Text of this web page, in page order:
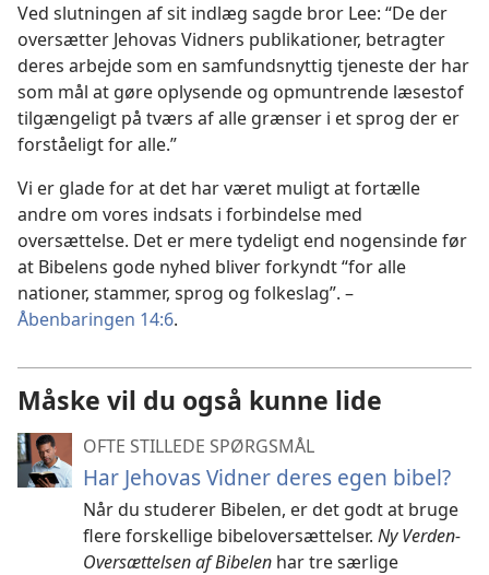
Ved slutningen af sit indlæg sagde bror Lee: “De der
oversætter Jehovas Vidners publikationer, betragter
deres arbejde som en samfundsnyttig tjeneste der har
som mål at gøre oplysende og opmuntrende læsestof
tilgængeligt på tværs af alle grænser i et sprog der er
forståeligt for alle.”
Vi er glade for at det har været muligt at fortælle
andre om vores indsats i forbindelse med
oversættelse. Det er mere tydeligt end nogensinde før
at Bibelens gode nyhed bliver forkyndt “for alle
nationer, stammer, sprog og folkeslag”. –
Åbenbaringen 14:6.
Måske vil du også kunne lide
OFTE STILLEDE SPØRGSMÅL
Har Jehovas Vidner deres egen bibel?
Når du studerer Bibelen, er det godt at bruge
flere forskellige bibeloversættelser. Ny Verden-
Oversættelsen af Bibelen har tre særlige